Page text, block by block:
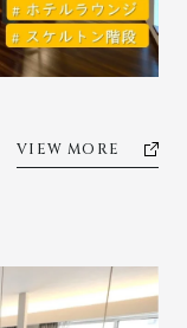
VIEW MORE